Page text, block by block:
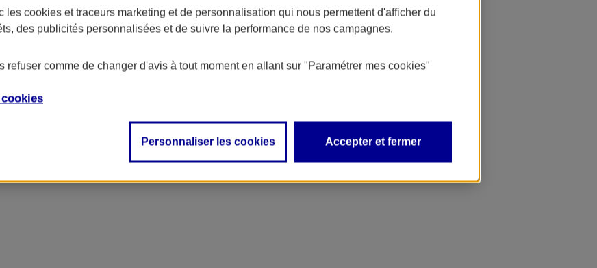
les cookies et traceurs marketing et de personnalisation qui nous permettent d'afficher du
des publicités personnalisées et de suivre la performance de nos campagnes.
refuser comme de changer d'avis à tout moment en allant sur "Paramétrer mes cookies"
cookies
Personnaliser les cookies Accepter et fermer